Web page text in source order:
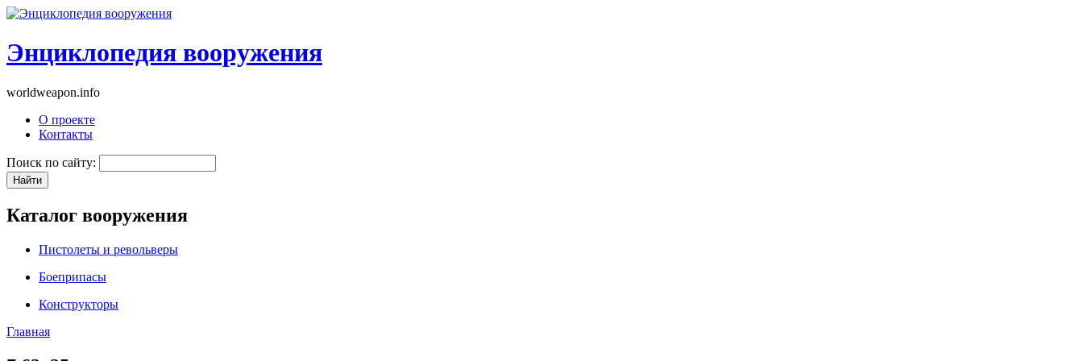
Энциклопедия вооружения
worldweapon.info
О проекте
Контакты
Поиск по сайту:
Каталог вооружения
Пистолеты и револьверы
Боеприпасы
Конструкторы
Главная